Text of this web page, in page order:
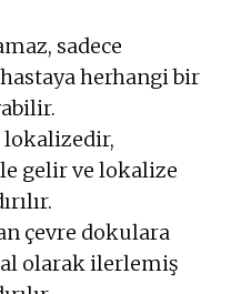
sadece
herhangi bir
lokalizedir,
gelir ve lokalize
çevre dokulara
olarak ilerlemiş